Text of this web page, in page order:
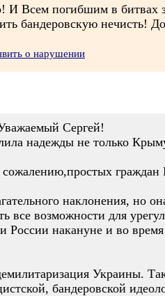
И Всем погибшим в
бандеровскую нечисть!
о нарушении
Сергей!
надежды не только
граждан
наклонения, но
все возможности для
России накануне и во
Украины.
бандеровской